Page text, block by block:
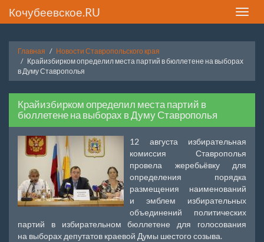
Toggle
Кочубеевское.RU
Главная
Новости Ставропольского края
Крайизбирком определил места партий в бюллетене на выборах
в Думу Ставрополья
Крайизбирком определил места партий в
бюллетене на выборах в Думу Ставрополья
12 августа избирательная
комиссия Ставрополья
провела жеребьёвку для
определения порядка
размещения наименований
и эмблем избирательных
объединений политических
партий в избирательном бюллетене для голосования
на выборах депутатов краевой Думы шестого созыва.